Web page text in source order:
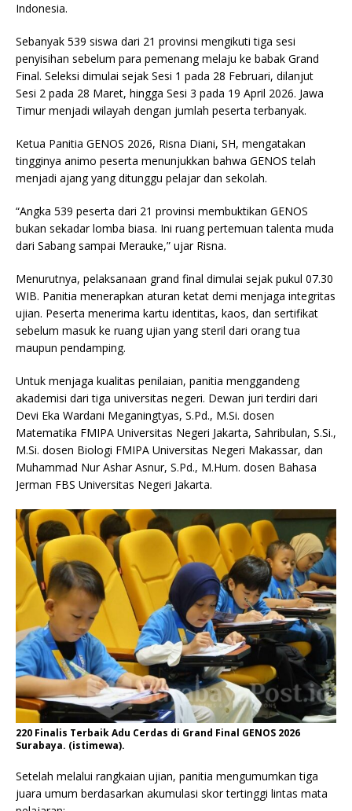
Indonesia.
Sebanyak 539 siswa dari 21 provinsi mengikuti tiga sesi
penyisihan sebelum para pemenang melaju ke babak Grand
Final. Seleksi dimulai sejak Sesi 1 pada 28 Februari, dilanjut
Sesi 2 pada 28 Maret, hingga Sesi 3 pada 19 April 2026. Jawa
Timur menjadi wilayah dengan jumlah peserta terbanyak.
Ketua Panitia GENOS 2026, Risna Diani, SH, mengatakan
tingginya animo peserta menunjukkan bahwa GENOS telah
menjadi ajang yang ditunggu pelajar dan sekolah.
“Angka 539 peserta dari 21 provinsi membuktikan GENOS
bukan sekadar lomba biasa. Ini ruang pertemuan talenta muda
dari Sabang sampai Merauke,” ujar Risna.
Menurutnya, pelaksanaan grand final dimulai sejak pukul 07.30
WIB. Panitia menerapkan aturan ketat demi menjaga integritas
ujian. Peserta menerima kartu identitas, kaos, dan sertifikat
sebelum masuk ke ruang ujian yang steril dari orang tua
maupun pendamping.
Untuk menjaga kualitas penilaian, panitia menggandeng
akademisi dari tiga universitas negeri. Dewan juri terdiri dari
Devi Eka Wardani Meganingtyas, S.Pd., M.Si. dosen
Matematika FMIPA Universitas Negeri Jakarta, Sahribulan, S.Si.,
M.Si. dosen Biologi FMIPA Universitas Negeri Makassar, dan
Muhammad Nur Ashar Asnur, S.Pd., M.Hum. dosen Bahasa
Jerman FBS Universitas Negeri Jakarta.
220 Finalis Terbaik Adu Cerdas di Grand Final GENOS 2026
Surabaya. (istimewa).
Setelah melalui rangkaian ujian, panitia mengumumkan tiga
juara umum berdasarkan akumulasi skor tertinggi lintas mata